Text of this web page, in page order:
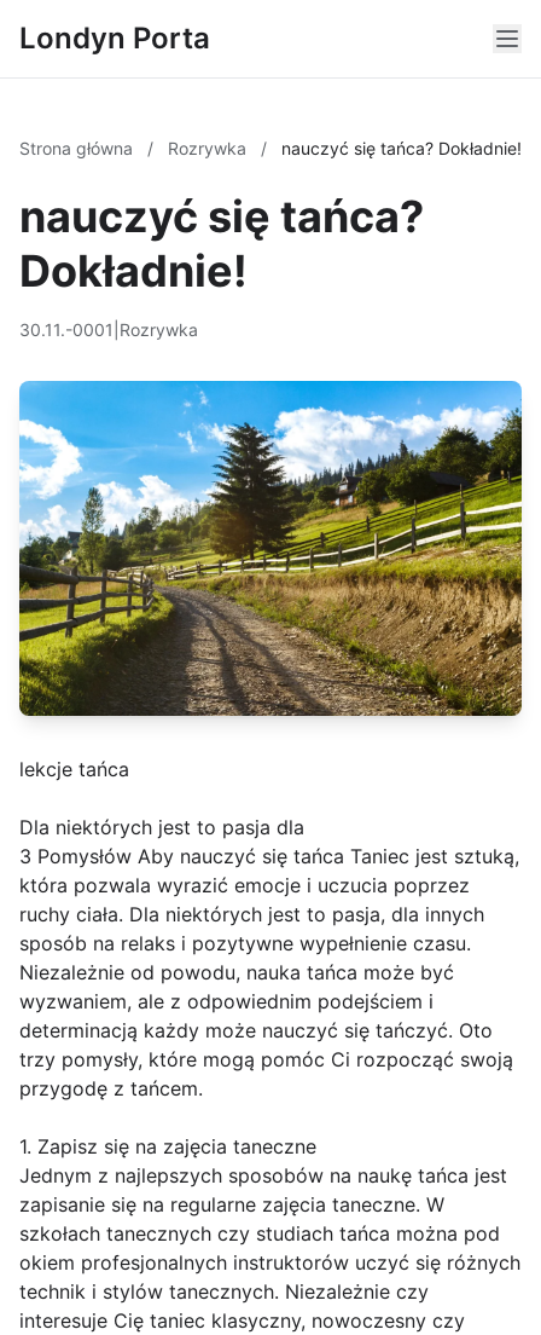
Londyn Porta
Strona główna / Rozrywka / nauczyć się tańca? Dokładnie!
nauczyć się tańca?
Dokładnie!
30.11.-0001 Rozrywka
lekcje tańca
Dla niektórych jest to pasja dla
3 Pomysłów Aby nauczyć się tańca Taniec jest sztuką,
która pozwala wyrazić emocje i uczucia poprzez
ruchy ciała. Dla niektórych jest to pasja, dla innych
sposób na relaks i pozytywne wypełnienie czasu.
Niezależnie od powodu, nauka tańca może być
wyzwaniem, ale z odpowiednim podejściem i
determinacją każdy może nauczyć się tańczyć. Oto
trzy pomysły, które mogą pomóc Ci rozpocząć swoją
przygodę z tańcem.
1. Zapisz się na zajęcia taneczne
Jednym z najlepszych sposobów na naukę tańca jest
zapisanie się na regularne zajęcia taneczne. W
szkołach tanecznych czy studiach tańca można pod
okiem profesjonalnych instruktorów uczyć się różnych
technik i stylów tanecznych. Niezależnie czy
interesuje Cię taniec klasyczny, nowoczesny czy